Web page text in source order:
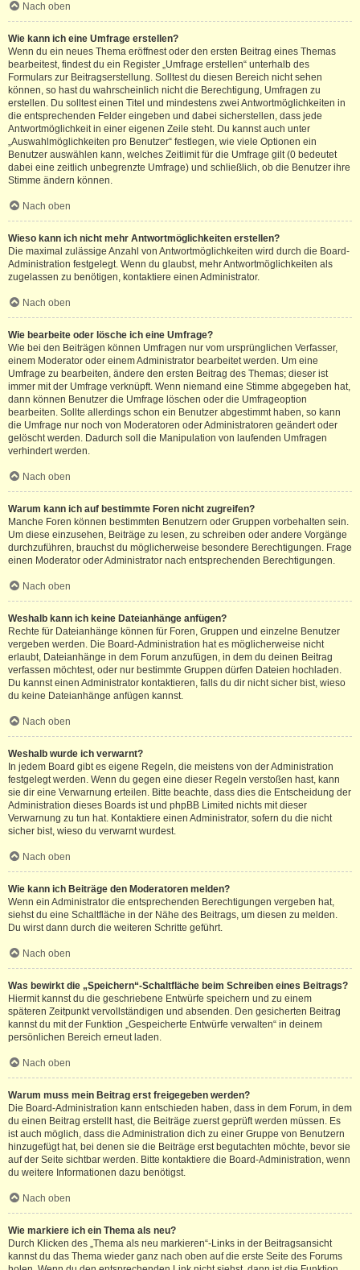
Nach oben
Wie kann ich eine Umfrage erstellen?
Wenn du ein neues Thema eröffnest oder den ersten Beitrag eines Themas
bearbeitest, findest du ein Register „Umfrage erstellen“ unterhalb des
Formulars zur Beitragserstellung. Solltest du diesen Bereich nicht sehen
können, so hast du wahrscheinlich nicht die Berechtigung, Umfragen zu
erstellen. Du solltest einen Titel und mindestens zwei Antwortmöglichkeiten in
die entsprechenden Felder eingeben und dabei sicherstellen, dass jede
Antwortmöglichkeit in einer eigenen Zeile steht. Du kannst auch unter
„Auswahlmöglichkeiten pro Benutzer“ festlegen, wie viele Optionen ein
Benutzer auswählen kann, welches Zeitlimit für die Umfrage gilt (0 bedeutet
dabei eine zeitlich unbegrenzte Umfrage) und schließlich, ob die Benutzer ihre
Stimme ändern können.
Nach oben
Wieso kann ich nicht mehr Antwortmöglichkeiten erstellen?
Die maximal zulässige Anzahl von Antwortmöglichkeiten wird durch die Board-
Administration festgelegt. Wenn du glaubst, mehr Antwortmöglichkeiten als
zugelassen zu benötigen, kontaktiere einen Administrator.
Nach oben
Wie bearbeite oder lösche ich eine Umfrage?
Wie bei den Beiträgen können Umfragen nur vom ursprünglichen Verfasser,
einem Moderator oder einem Administrator bearbeitet werden. Um eine
Umfrage zu bearbeiten, ändere den ersten Beitrag des Themas; dieser ist
immer mit der Umfrage verknüpft. Wenn niemand eine Stimme abgegeben hat,
dann können Benutzer die Umfrage löschen oder die Umfrageoption
bearbeiten. Sollte allerdings schon ein Benutzer abgestimmt haben, so kann
die Umfrage nur noch von Moderatoren oder Administratoren geändert oder
gelöscht werden. Dadurch soll die Manipulation von laufenden Umfragen
verhindert werden.
Nach oben
Warum kann ich auf bestimmte Foren nicht zugreifen?
Manche Foren können bestimmten Benutzern oder Gruppen vorbehalten sein.
Um diese einzusehen, Beiträge zu lesen, zu schreiben oder andere Vorgänge
durchzuführen, brauchst du möglicherweise besondere Berechtigungen. Frage
einen Moderator oder Administrator nach entsprechenden Berechtigungen.
Nach oben
Weshalb kann ich keine Dateianhänge anfügen?
Rechte für Dateianhänge können für Foren, Gruppen und einzelne Benutzer
vergeben werden. Die Board-Administration hat es möglicherweise nicht
erlaubt, Dateianhänge in dem Forum anzufügen, in dem du deinen Beitrag
verfassen möchtest, oder nur bestimmte Gruppen dürfen Dateien hochladen.
Du kannst einen Administrator kontaktieren, falls du dir nicht sicher bist, wieso
du keine Dateianhänge anfügen kannst.
Nach oben
Weshalb wurde ich verwarnt?
In jedem Board gibt es eigene Regeln, die meistens von der Administration
festgelegt werden. Wenn du gegen eine dieser Regeln verstoßen hast, kann
sie dir eine Verwarnung erteilen. Bitte beachte, dass dies die Entscheidung der
Administration dieses Boards ist und phpBB Limited nichts mit dieser
Verwarnung zu tun hat. Kontaktiere einen Administrator, sofern du die nicht
sicher bist, wieso du verwarnt wurdest.
Nach oben
Wie kann ich Beiträge den Moderatoren melden?
Wenn ein Administrator die entsprechenden Berechtigungen vergeben hat,
siehst du eine Schaltfläche in der Nähe des Beitrags, um diesen zu melden.
Du wirst dann durch die weiteren Schritte geführt.
Nach oben
Was bewirkt die „Speichern“-Schaltfläche beim Schreiben eines Beitrags?
Hiermit kannst du die geschriebene Entwürfe speichern und zu einem
späteren Zeitpunkt vervollständigen und absenden. Den gesicherten Beitrag
kannst du mit der Funktion „Gespeicherte Entwürfe verwalten“ in deinem
persönlichen Bereich erneut laden.
Nach oben
Warum muss mein Beitrag erst freigegeben werden?
Die Board-Administration kann entschieden haben, dass in dem Forum, in dem
du einen Beitrag erstellt hast, die Beiträge zuerst geprüft werden müssen. Es
ist auch möglich, dass die Administration dich zu einer Gruppe von Benutzern
hinzugefügt hat, bei denen sie die Beiträge erst begutachten möchte, bevor sie
auf der Seite sichtbar werden. Bitte kontaktiere die Board-Administration, wenn
du weitere Informationen dazu benötigst.
Nach oben
Wie markiere ich ein Thema als neu?
Durch Klicken des „Thema als neu markieren“-Links in der Beitragsansicht
kannst du das Thema wieder ganz nach oben auf die erste Seite des Forums